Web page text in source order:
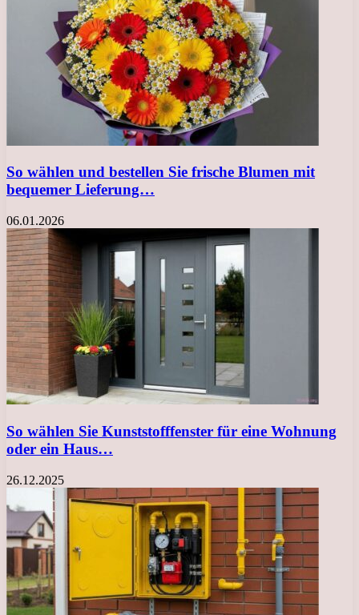
So wählen und bestellen Sie frische Blumen mit
bequemer Lieferung…
06.01.2026
So wählen Sie Kunststofffenster für eine Wohnung
oder ein Haus…
26.12.2025